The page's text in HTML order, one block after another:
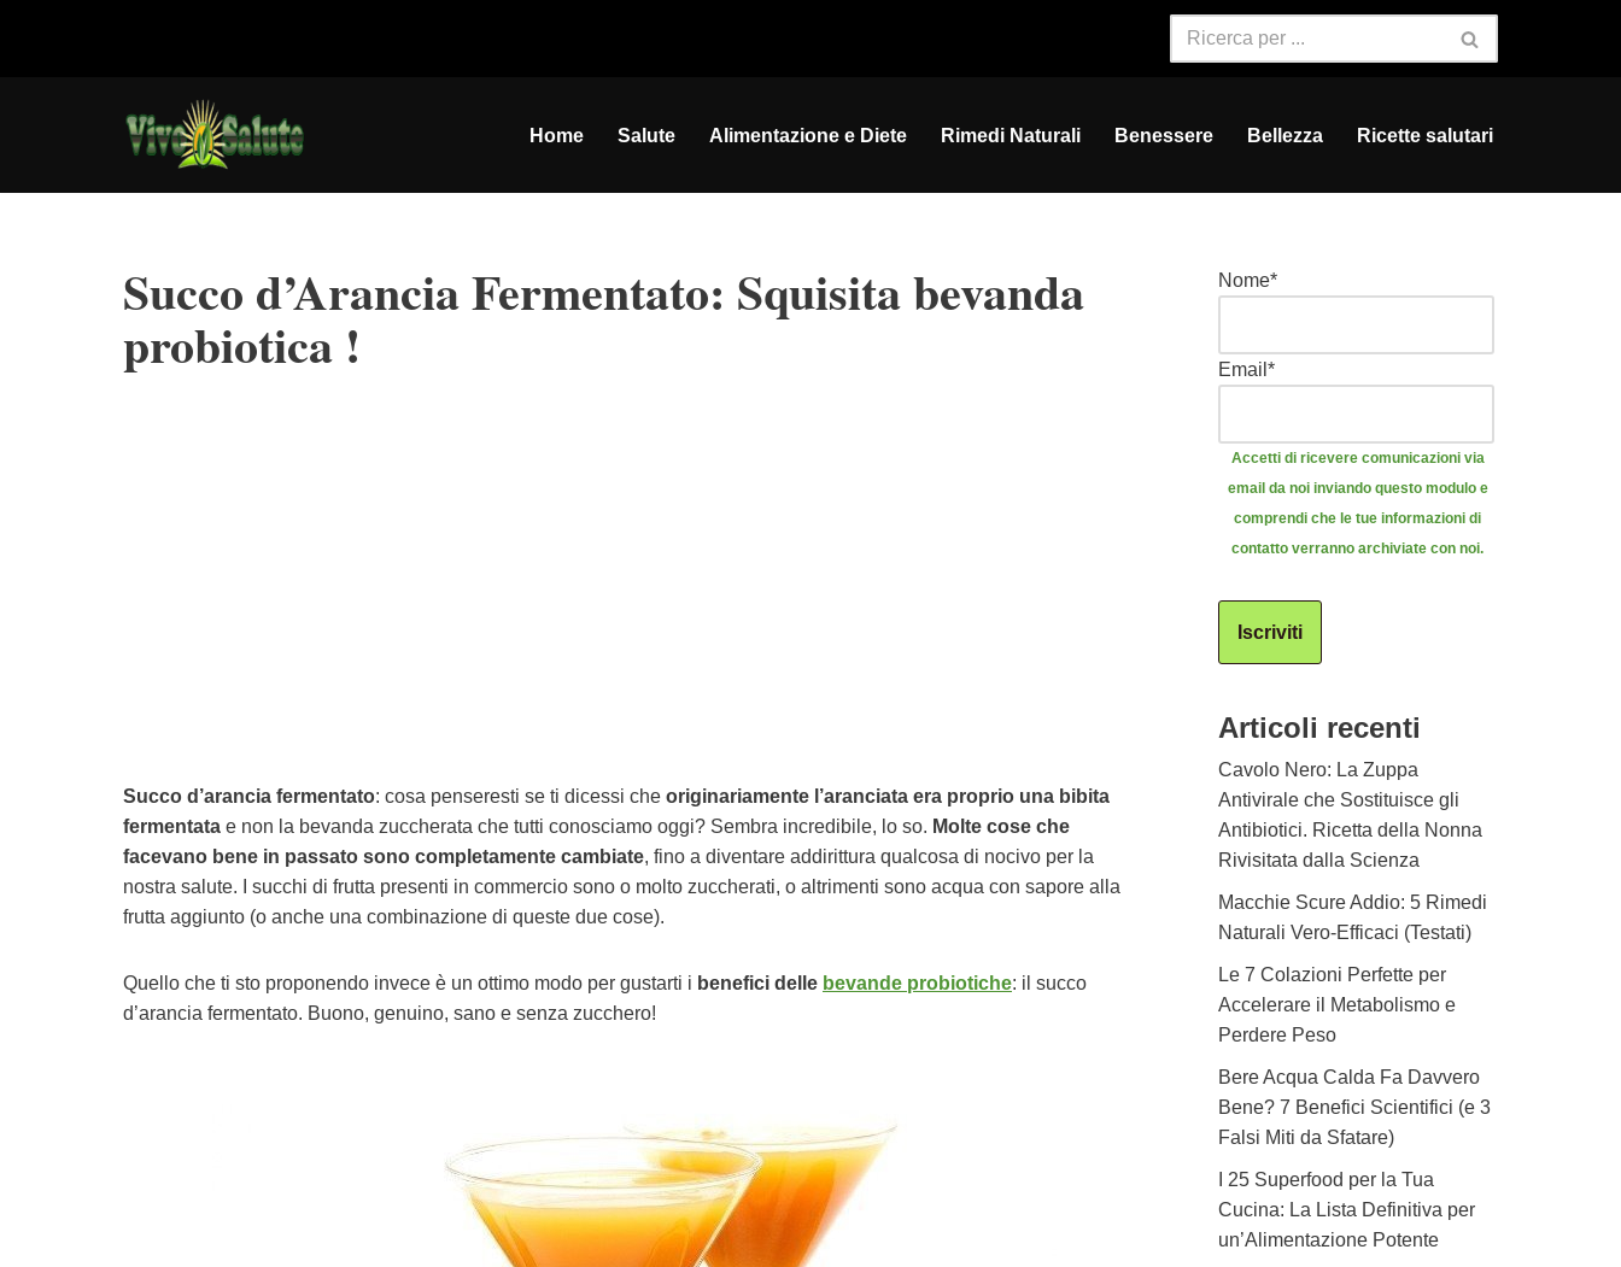
Home Salute Alimentazione e Diete Rimedi Naturali Benessere Bellezza Ricette salutari
Succo d’Arancia Fermentato: Squisita bevanda
probiotica !
Succo d’arancia fermentato: cosa penseresti se ti dicessi che originariamente l’aranciata era proprio una bibita
fermentata e non la bevanda zuccherata che tutti conosciamo oggi? Sembra incredibile, lo so. Molte cose che
facevano bene in passato sono completamente cambiate, fino a diventare addirittura qualcosa di nocivo per la
nostra salute. I succhi di frutta presenti in commercio sono o molto zuccherati, o altrimenti sono acqua con sapore alla
frutta aggiunto (o anche una combinazione di queste due cose).
Quello che ti sto proponendo invece è un ottimo modo per gustarti i benefici delle bevande probiotiche: il succo
d’arancia fermentato. Buono, genuino, sano e senza zucchero!
Nome*
Email *
Accetti di ricevere comunicazioni via
email da noi inviando questo modulo e
comprendi che le tue informazioni di
contatto verranno archiviate con noi.
Iscriviti
Articoli recenti
Cavolo Nero: La Zuppa
Antivirale che Sostituisce gli
Antibiotici. Ricetta della Nonna
Rivisitata dalla Scienza
Macchie Scure Addio: 5 Rimedi
Naturali Vero-Efficaci (Testati)
Le 7 Colazioni Perfette per
Accelerare il Metabolismo e
Perdere Peso
Bere Acqua Calda Fa Davvero
Bene? 7 Benefici Scientifici (e 3
Falsi Miti da Sfatare)
I 25 Superfood per la Tua
Cucina: La Lista Definitiva per
un’Alimentazione Potente